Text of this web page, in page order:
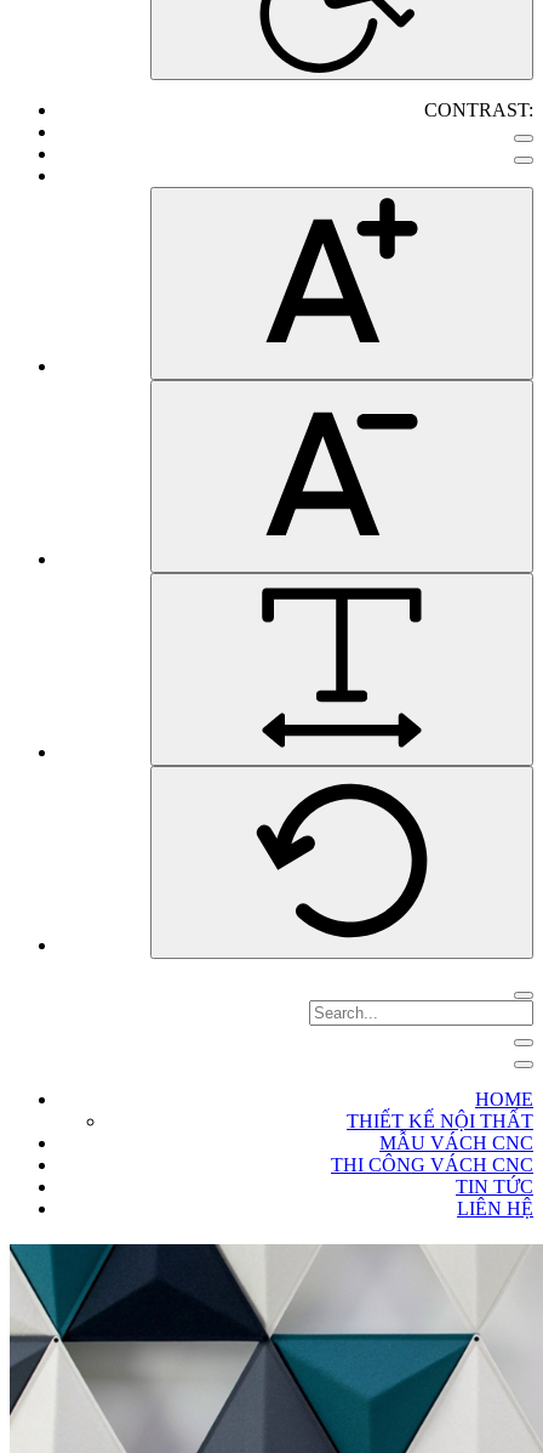
CONTRAST:
HOME
THIẾT KẾ NỘI THẤT
MẪU VÁCH CNC
THI CÔNG VÁCH CNC
TIN TỨC
LIÊN HỆ